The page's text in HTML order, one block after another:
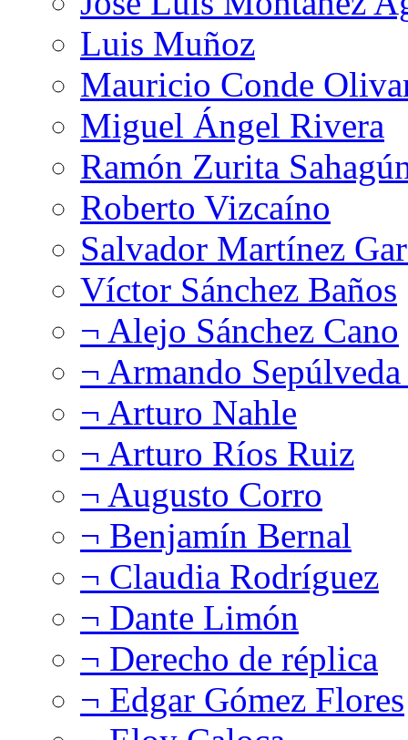
Luis Muñoz
Mauricio Conde
Miguel Ángel Rivera
Ramón Zurita
Roberto Vizcaíno
Salvador Martínez
Víctor Sánchez Baños
¬ Alejo Sánchez Cano
¬ Armando
¬ Arturo Nahle
¬ Arturo Ríos Ruiz
¬ Augusto Corro
¬ Benjamín Bernal
¬ Claudia Rodríguez
¬ Dante Limón
¬ Derecho de réplica
¬ Edgar Gómez Flores